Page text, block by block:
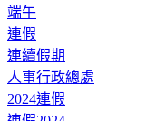
連假
連續假期
人事行政總處
2024連假
連假2024